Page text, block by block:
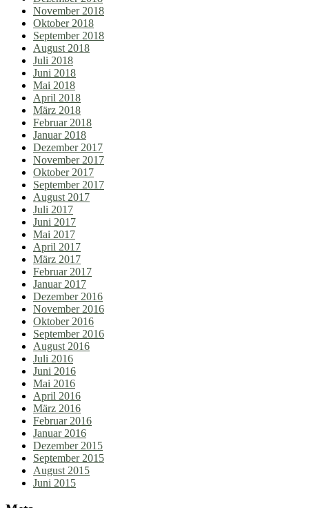
November 2018
Oktober 2018
September 2018
August 2018
Juli 2018
Juni 2018
Mai 2018
April 2018
März 2018
Februar 2018
Januar 2018
Dezember 2017
November 2017
Oktober 2017
September 2017
August 2017
Juli 2017
Juni 2017
Mai 2017
April 2017
März 2017
Februar 2017
Januar 2017
Dezember 2016
November 2016
Oktober 2016
September 2016
August 2016
Juli 2016
Juni 2016
Mai 2016
April 2016
März 2016
Februar 2016
Januar 2016
Dezember 2015
September 2015
August 2015
Juni 2015